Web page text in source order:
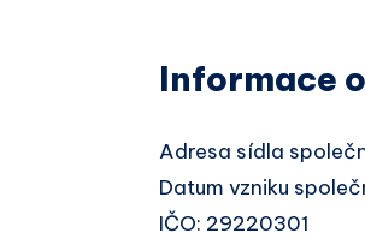
Informace
Adresa sídla
Datum vzniku
IČO: 29220301